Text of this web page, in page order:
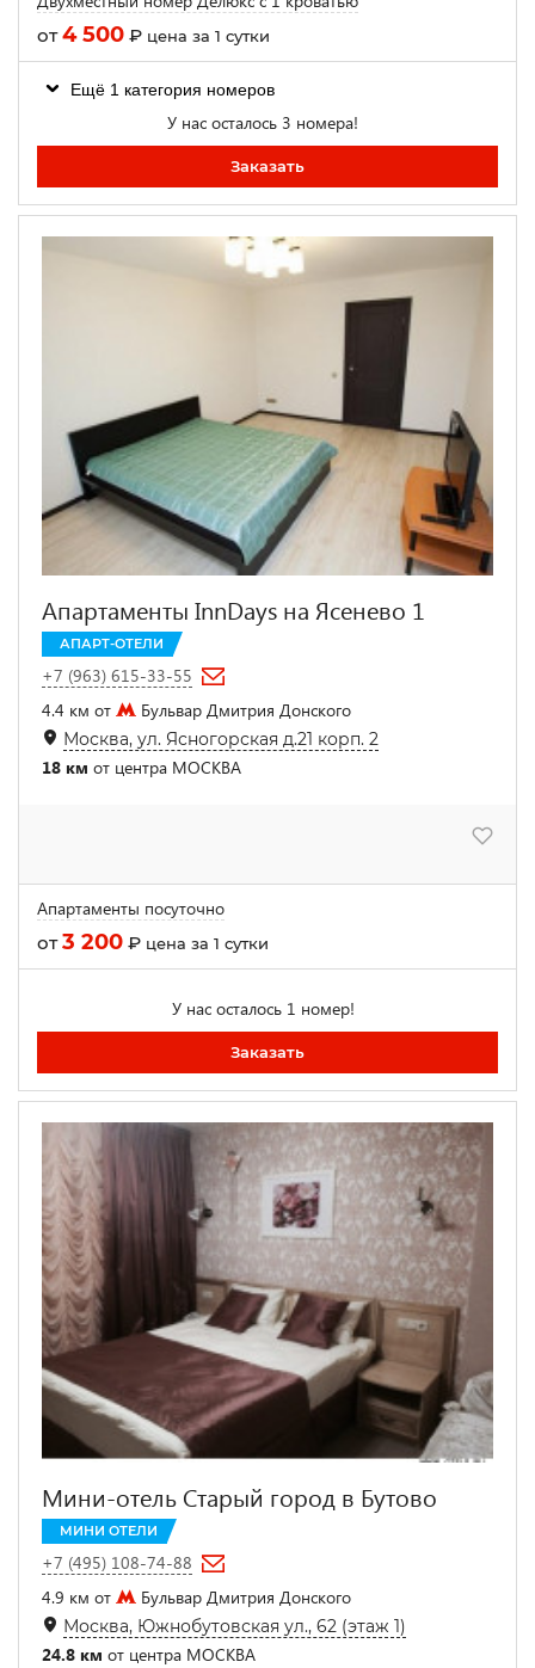
от4 500 ₽ цена за 1 сутки
Ещё 1 категория номеров
У нас осталось 3 номера!
Заказать
Апартаменты InnDays на Ясенево 1
АПАРТ-ОТЕЛИ
+7 (963) 615-33-55
4.4 км от
Бульвар Дмитрия Донского
Москва, ул. Ясногорская д.21 корп. 2
18 км от центра МОСКВА
Апартаменты посуточно
от3 200 ₽ цена за 1 сутки
У нас осталось 1 номер!
Заказать
Мини-отель Старый город в Бутово
МИНИ ОТЕЛИ
+7 (495) 108-74-88
4.9 км от
Бульвар Дмитрия Донского
Москва, Южнобутовская ул., 62 (этаж 1)
24.8 км от центра МОСКВА